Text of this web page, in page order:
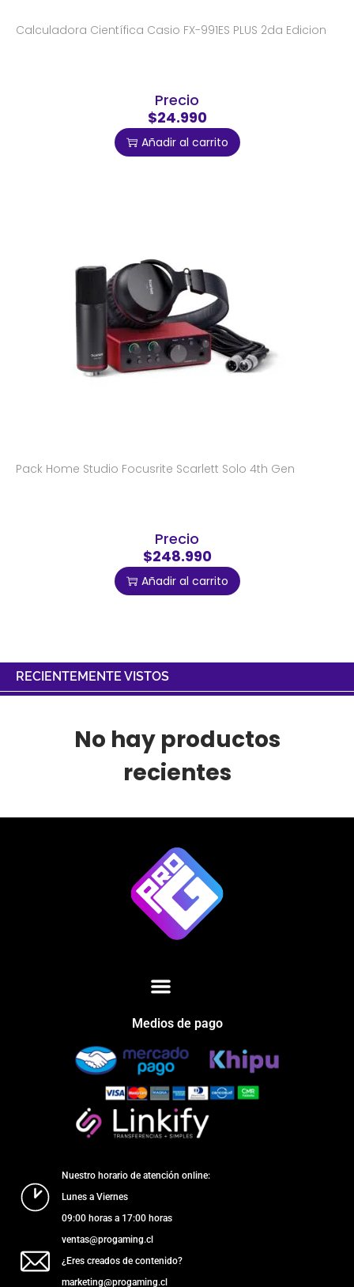
Calculadora Científica Casio FX-991ES PLUS 2da Edicion
Precio
$24.990
Añadir al carrito
Pack Home Studio Focusrite Scarlett Solo 4th Gen
Precio
$248.990
Añadir al carrito
RECIENTEMENTE VISTOS
No hay productos
recientes
Medios de pago
Nuestro horario de atención online:
Lunes a Viernes
09:00 horas a 17:00 horas
ventas@progaming.cl
¿Eres creados de contenido?
marketing@progaming.cl